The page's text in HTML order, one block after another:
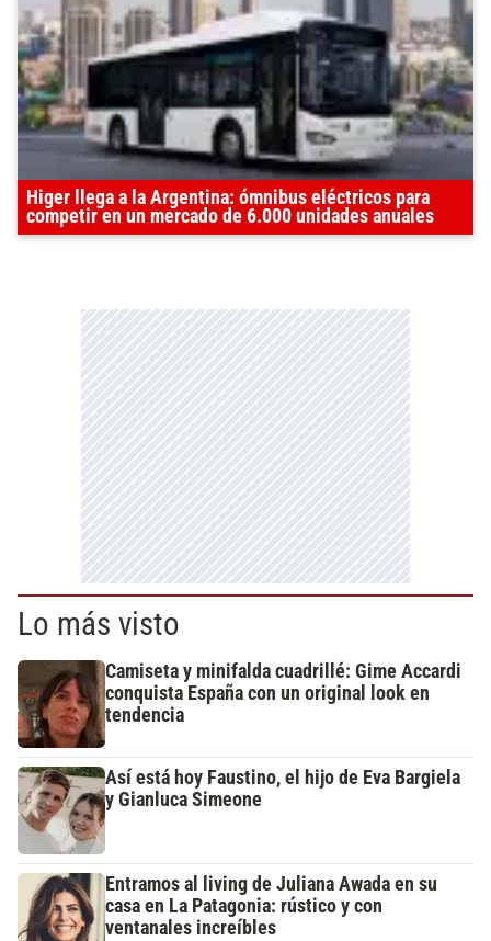
Higer llega a la Argentina: ómnibus eléctricos para
competir en un mercado de 6.000 unidades anuales
Lo más visto
Camiseta y minifalda cuadrillé: Gime Accardi
conquista España con un original look en
tendencia
Así está hoy Faustino, el hijo de Eva Bargiela
y Gianluca Simeone
Entramos al living de Juliana Awada en su
casa en La Patagonia: rústico y con
ventanales increíbles